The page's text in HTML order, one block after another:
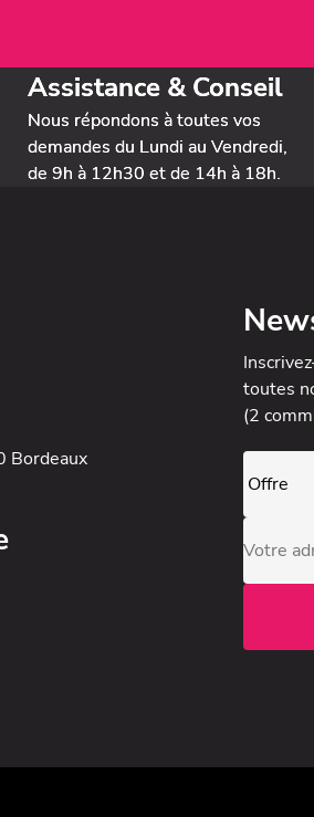
Assistance & Conseil
Nous répondons à toutes vos
demandes du Lundi au Vendredi,
de 9h à 12h30 et de 14h à 18h.
Bordeaux
toutes
(2